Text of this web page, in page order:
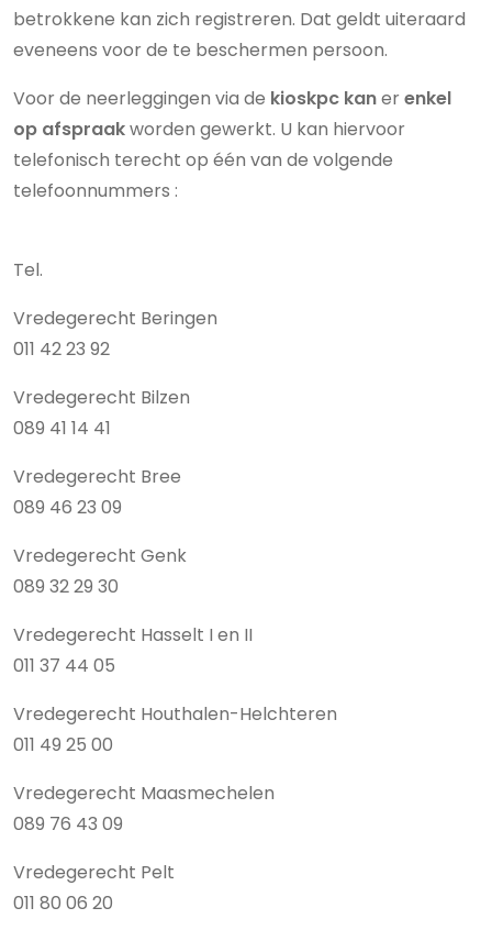
betrokkene kan zich registreren. Dat geldt uiteraard
eveneens voor de te beschermen persoon.
Voor de neerleggingen via de kioskpc kanerenkel
op afspraakworden gewerkt. U kan hiervoor
telefonisch terecht op één van de volgende
telefoonnummers :
Tel.
Vredegerecht Beringen
011 42 23 92
Vredegerecht Bilzen
089 41 14 41
Vredegerecht Bree
089 46 23 09
Vredegerecht Genk
089 32 29 30
Vredegerecht Hasselt I en II
011 37 44 05
Vredegerecht Houthalen-Helchteren
011 49 25 00
Vredegerecht Maasmechelen
089 76 43 09
Vredegerecht Pelt
011 80 06 20